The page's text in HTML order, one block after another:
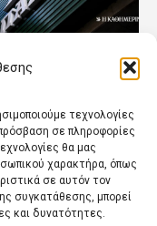
τεχνολογίες
σε πληροφορίες
θα μας
χαρακτήρα, όπως
σε αυτόν τον
συγκατάθεσης, μπορεί
και δυνατότητες.
διεργασίες στο